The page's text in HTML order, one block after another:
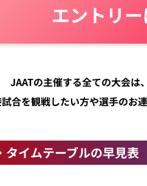
エントリー
JAATの主催する全ての大会は
合を観戦したい方や選手のお
イムテーブルの早見表